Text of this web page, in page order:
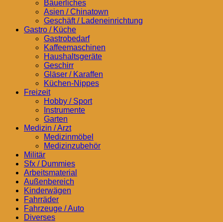
Bäuerliches
Asien / Chinatown
Geschäft / Ladeneinrichtung
Gastro / Küche
Gastrobedarf
Kaffeemaschinen
Haushaltsgeräte
Geschirr
Gläser / Karaffen
Küchen-Nippes
Freizeit
Hobby / Sport
Instrumente
Garten
Medizin / Arzt
Medizinmöbel
Medizinzubehör
Militär
Sfx / Dummies
Arbeitsmaterial
Außenbereich
Kinderwägen
Fahrräder
Fahrzeuge / Auto
Diverses